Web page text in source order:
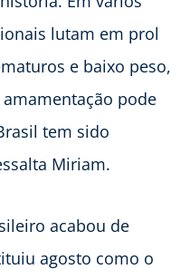
lutam em prol
e baixo peso,
pode
tem sido
Miriam.
acabou de
agosto como o